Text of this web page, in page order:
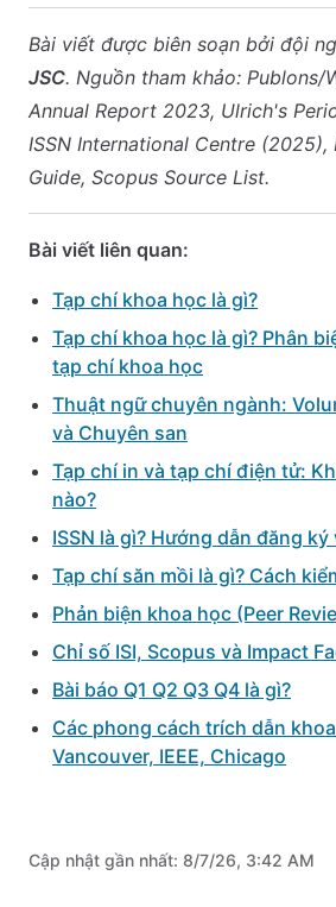
Bài viết được biên soạn bởi đội
JSC. Nguồn tham khảo: Publons/
Annual Report 2023, Ulrich's
ISSN International Centre (2025),
Guide, Scopus Source List.
Bài viết liên quan:
Tạp chí khoa học là gì?
Tạp chí khoa học là gì? Phân
tạp chí khoa học
Thuật ngữ chuyên ngành:
và Chuyên san
Tạp chí in và tạp chí điện tử:
nào?
ISSN là gì? Hướng dẫn đăng ký
Tạp chí săn mồi là gì? Cách
Phản biện khoa học (Peer
Chỉ số ISI, Scopus và Impact
Bài báo Q1 Q2 Q3 Q4 là gì?
Các phong cách trích dẫn
Vancouver, IEEE, Chicago
Cập nhật gần nhất: 8/7/26, 3:42 AM